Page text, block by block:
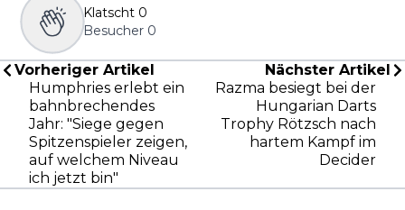
Klatscht 0
Besucher 0
Vorheriger Artikel
Humphries erlebt ein
bahnbrechendes
Jahr: "Siege gegen
Spitzenspieler zeigen,
auf welchem Niveau
ich jetzt bin"
Nächster Artikel
Razma besiegt bei der
Hungarian Darts
Trophy Rötzsch nach
hartem Kampf im
Decider